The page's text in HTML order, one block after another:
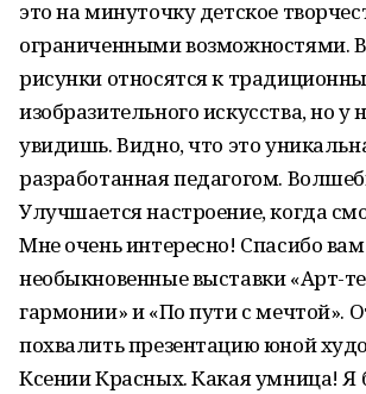
это на минуточку детское
ограниченными возможностями.
рисунки относятся к
изобразительного искусства, но у
увидишь. Видно, что это
разработанная педагогом.
Улучшается настроение, когда
Мне очень интересно! Спасибо вам
необыкновенные выставки «Арт-
гармонии» и «По пути с мечтой».
похвалить презентацию юной
Ксении Красных. Какая умница! Я